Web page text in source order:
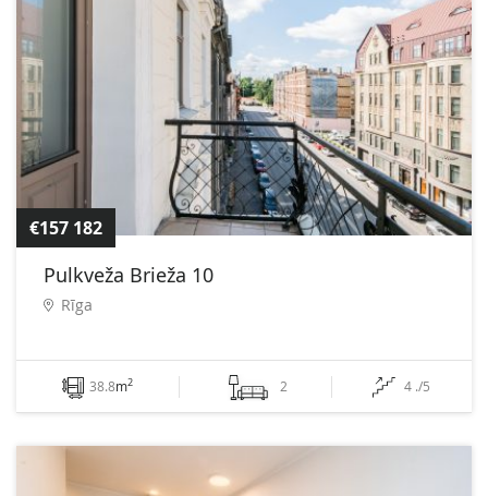
€157 182
Pulkveža Brieža 10
Rīga
38.8m2 2 4 ./5